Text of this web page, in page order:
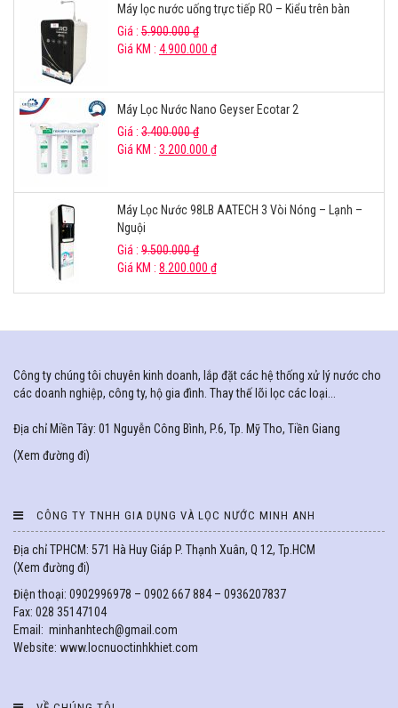
Máy lọc nước uống trực tiếp RO – Kiểu trên bàn
Giá : 5.900.000₫
Giá KM : 4.900.000 ₫
Máy Lọc Nước Nano Geyser Ecotar 2
Giá : 3.400.000₫
Giá KM : 3.200.000 ₫
Máy Lọc Nước 98LB AATECH 3 Vòi Nóng – Lạnh –
Nguội
Giá : 9.500.000₫
Giá KM : 8.200.000 ₫
Công ty chúng tôi chuyên kinh doanh, lắp đặt các hệ thống xử lý nước cho
các doanh nghiệp, công ty, hộ gia đình. Thay thế lõi lọc các loại...
Địa chỉ Miền Tây: 01 Nguyễn Công Bình, P.6, Tp. Mỹ Tho, Tiền Giang
(Xem đường đi)
CÔNG TY TNHH GIA DỤNG VÀ LỌC NƯỚC MINH ANH
Địa chỉ TPHCM: 571 Hà Huy Giáp P. Thạnh Xuân, Q 12, Tp.HCM
(Xem đường đi)
Điện thoại: 0902996978 – 0902 667 884 – 0936207837
Fax: 028 35147104
Email: minhanhtech@gmail.com
Website: www.locnuoctinhkhiet.com